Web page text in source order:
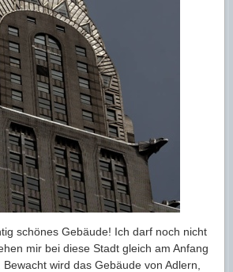
schönes Gebäude! Ich darf noch nicht
mir bei diese Stadt gleich am Anfang
wird das Gebäude von Adlern,